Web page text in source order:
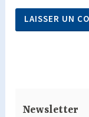
Newsletter